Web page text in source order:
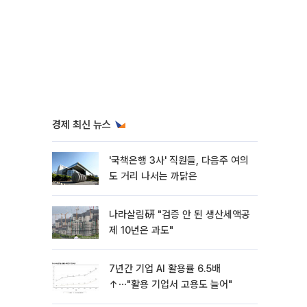
경제 최신 뉴스
'국책은행 3사' 직원들, 다음주 여의
도 거리 나서는 까닭은
나라살림硏 "검증 안 된 생산세액공
제 10년은 과도"
7년간 기업 AI 활용률 6.5배
↑⋯"활용 기업서 고용도 늘어"